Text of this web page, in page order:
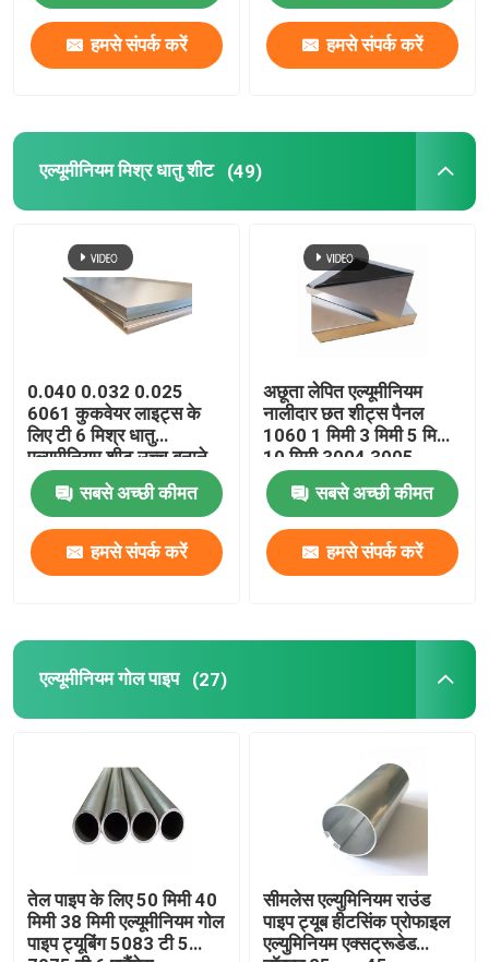
एल्यूमीनियम पन्नी रोल
हमसे संपर्क करें हमसे संपर्क करें
एल्यूमीनियम मिश्र धातु शीट (49)
0.040 0.032 0.025
6061 कुकवेयर लाइट्स के
लिए टी 6 मिश्र धातु
एल्यूमीनियम शीट उच्च बनाने
की क्रिया मुद्रण रिक्त स्थान
सबसे अच्छी कीमत
हमसे संपर्क करें
अछूता लेपित एल्यूमीनियम
नालीदार छत शीट्स पैनल
1060 1 मिमी 3 मिमी 5 मिमी
10 मिमी 3004 3005
सबसे अच्छी कीमत
हमसे संपर्क करें
एल्यूमीनियम गोल पाइप (27)
तेल पाइप के लिए 50 मिमी 40
मिमी 38 मिमी एल्यूमीनियम गोल
पाइप ट्यूबिंग 5083 टी 5
सीमलेस एल्युमिनियम राउंड
पाइप ट्यूब हीटसिंक प्रोफाइल
एल्युमिनियम एक्सट्रूडेड